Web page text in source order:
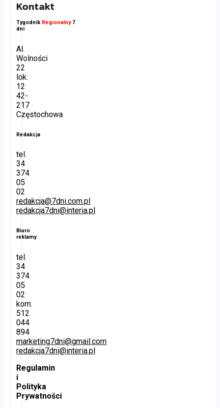
Kontakt
Tygodnik Regionalny 7
dni
Al.
Wolności
22
lok.
12
42-
217
Częstochowa
Redakcja
tel.
34
374
05
02
redakcja@7dni.com.pl
redakcja7dni@interia.pl
Biuro
reklamy
tel.
34
374
05
02
kom.
512
044
894
marketing7dni@gmail.com
redakcja7dni@interia.pl
Regulamin
i
Polityka
Prywatności